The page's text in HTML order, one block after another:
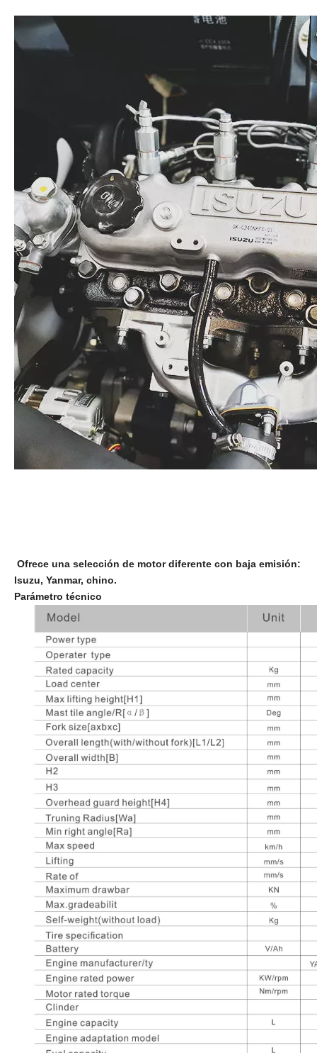
Ofrece una selección de motor diferente con baja emisión:
Isuzu, Yanmar, chino.
Parámetro técnico